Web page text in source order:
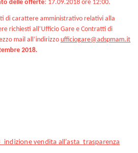
delle offerte: 17.09.2018 ore 12:00.
di carattere amministrativo relativi alla
richiesti all’Ufficio Gare e Contratti di
mail all’indirizzo ufficiogare@adspmam.it
2018.
vendita all’asta_trasparenza